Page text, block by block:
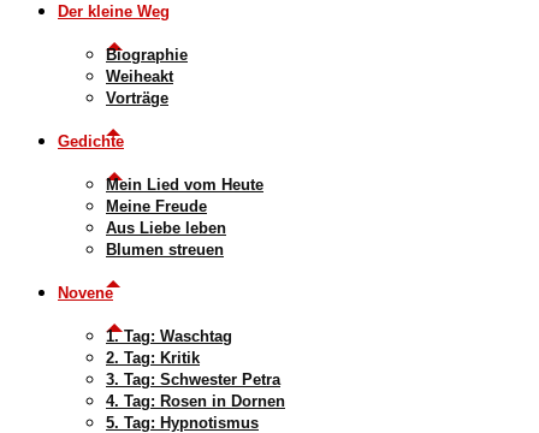
Der kleine Weg
Biographie
Weiheakt
Vorträge
Gedichte
Mein Lied vom Heute
Meine Freude
Aus Liebe leben
Blumen streuen
Novene
1. Tag: Waschtag
2. Tag: Kritik
3. Tag: Schwester Petra
4. Tag: Rosen in Dornen
5. Tag: Hypnotismus